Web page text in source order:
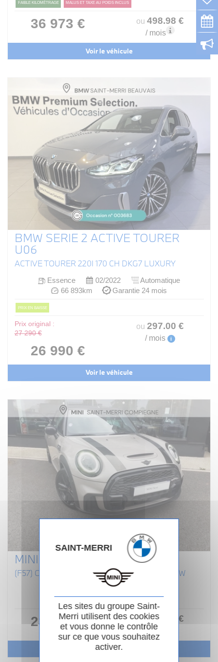
FAIBLE KILOMÉTRAGE MALUS ET TAXE AU POIDS INCLUS
36 973 € ou 498.98 €
/ mois
Voir le véhicule
BMW SERIE 2 ACTIVE TOURER
U06
ACTIVE TOURER 220I 170 CH DKG7 LUXURY
Essence 02/2022
Automatique
66 893km
Garantie 24 mois
PRIX EN BAISSE
Prix original :
27 290 €
26 990 €
ou 297.00 €
/ mois i
Voir le véhicule
MINI CABRIOLET F57 LCI II
(F57) COOPER S 192 CABRIOLET FINITION JCW
23 990 € ou264 €
/ mois
Voir le véhicule
SAINT-MERRI
Les sites du groupe Saint-
Merri utilisent des cookies
et vous donne le contrôle
sur ce que vous souhaitez
activer.